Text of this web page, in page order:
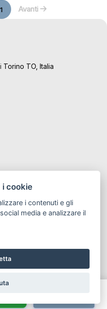
i cookie
i contenuti e gli
media e analizzare il
1 Avanti
Torino TO, Italia
- 19.00
10116290015